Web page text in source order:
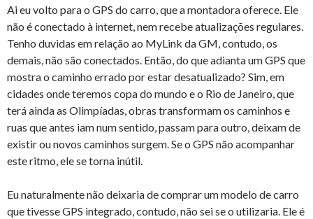
Ai eu volto para o GPS do carro, que a montadora oferece. Ele
não é conectado à internet, nem recebe atualizações regulares.
Tenho duvidas em relação ao MyLink da GM, contudo, os
demais, não são conectados. Então, do que adianta um GPS que
mostra o caminho errado por estar desatualizado? Sim, em
cidades onde teremos copa do mundo e o Rio de Janeiro, que
terá ainda as Olimpíadas, obras transformam os caminhos e
ruas que antes iam num sentido, passam para outro, deixam de
existir ou novos caminhos surgem. Se o GPS não acompanhar
este ritmo, ele se torna inútil.
Eu naturalmente não deixaria de comprar um modelo de carro
que tivesse GPS integrado, contudo, não sei se o utilizaria. Ele é